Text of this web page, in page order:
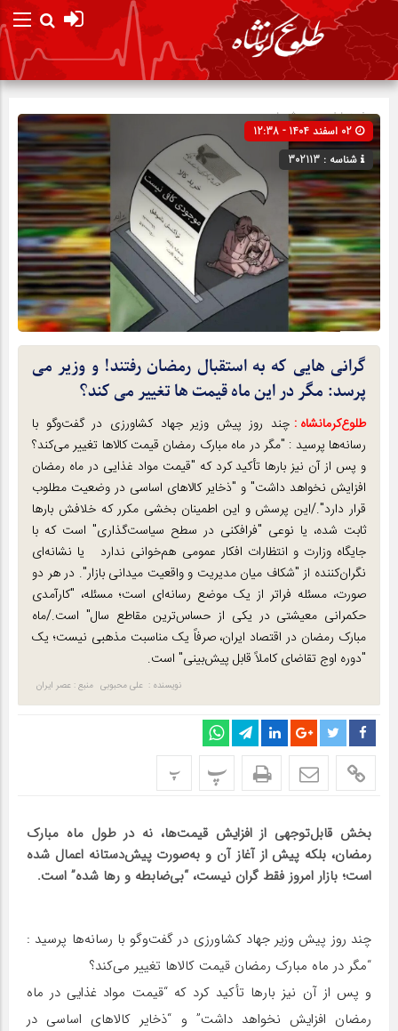
صفحه نخستپیش نویس
شناسه : 302113
گرانی هایی که به استقبال رمضان رفتند! و وزیر می
پرسد: مگر در این ماه قیمت ها تغییر می کند؟
طلوع‌‌کرمانشاه : چند روز پیش وزیر جهاد کشاورزی در گفت‌وگو با
رسانه‌ها پرسید : "مگر در ماه مبارک رمضان قیمت کالاها تغییر می‌کند؟
و پس از آن نیز بارها تأکید کرد که "قیمت مواد غذایی در ماه رمضان
افزایش نخواهد داشت" و "ذخایر کالاهای اساسی در وضعیت مطلوب
قرار دارد"./این پرسش و این اطمینان‌ بخشی مکرر که خلافش بارها
ثابت شده، یا نوعی "فرافکنی در سطح سیاست‌گذاری" است که با
جایگاه وزارت و انتظارات افکار عمومی هم‌خوانی ندارد یا نشانه‌ای
نگران‌کننده از "شکاف میان مدیریت و واقعیت میدانی بازار". در هر دو
صورت، مسئله فراتر از یک موضع رسانه‌ای است؛ مسئله، "کارآمدی
حکمرانی معیشتی در یکی از حساس‌ترین مقاطع سال" است./ماه
مبارک رمضان در اقتصاد ایران، صرفاً یک مناسبت مذهبی نیست؛ یک
"دوره اوج تقاضای کاملاً قابل پیش‌بینی" است.
نویسنده : علی محبوبی منبع : عصر ایران
پ پ
بخش قابل‌توجهی از افزایش قیمت‌ها، نه در طول ماه مبارک
رمضان، بلکه پیش از آغاز آن و به‌صورت پیش‌دستانه اعمال شده
است؛ بازار امروز فقط گران نیست، “بی‌ضابطه و رها شده” است.
چند روز پیش وزیر جهاد کشاورزی در گفت‌وگو با رسانه‌ها پرسید :
“مگر در ماه مبارک رمضان قیمت کالاها تغییر می‌کند؟
و پس از آن نیز بارها تأکید کرد که “قیمت مواد غذایی در ماه
رمضان افزایش نخواهد داشت” و “ذخایر کالاهای اساسی در